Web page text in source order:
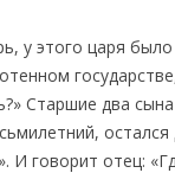
у этого царя
Старшие два
И говорит отец: